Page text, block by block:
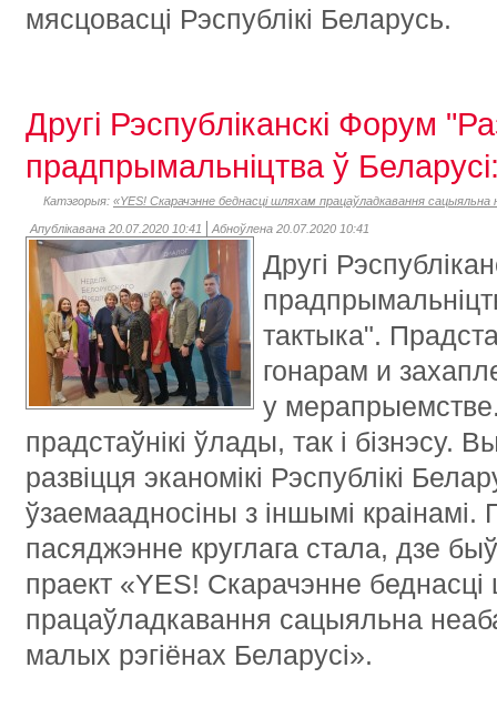
мясцовасці Рэспублікі Беларусь.
Другі Рэспубліканскі Форум
прадпрымальніцтва ў Беларусі:
Катэгорыя: «YES! Скарачэнне беднасці шляхам працаўладкавання сацыяльна
Апублікавана 20.07.2020 10:41 Абноўлена 20.07.2020 10:41
Другі
тактыка".
гонарам и
у
прадстаўнікі ўлады, так і бізнэсу.
развіцця эканомікі Рэспублікі
ўзаемаадносіны з іншымі
пасяджэнне круглага стала, дзе
праект «YES! Скарачэнне
працаўладкавання сацыяльна
малых рэгіёнах Беларусі».